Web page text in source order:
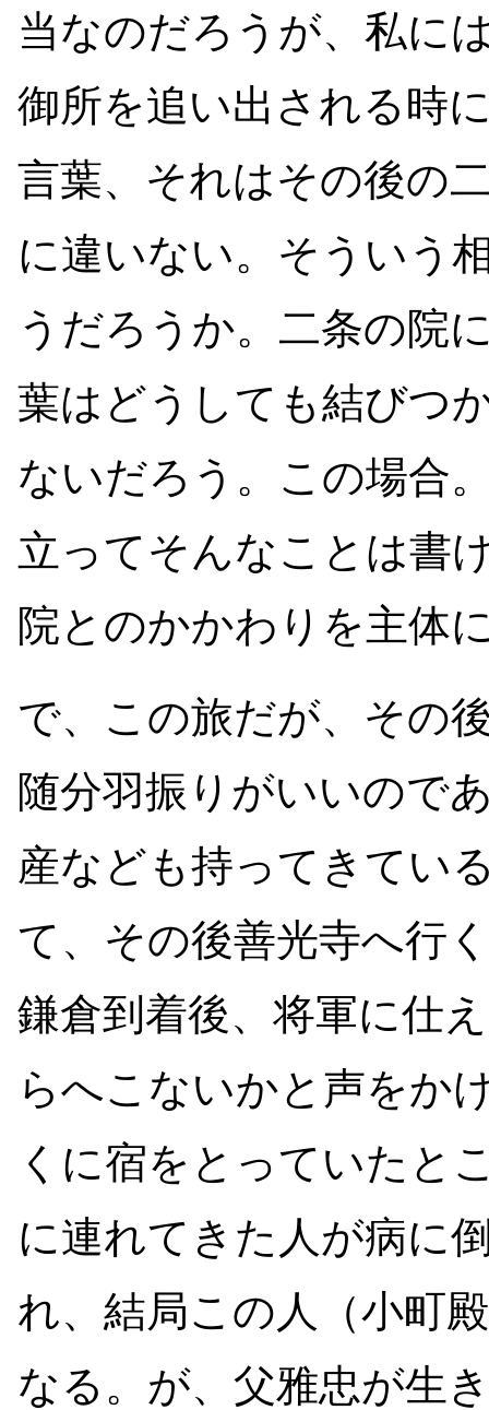
当なのだろうが、私に
御所を追い出される時
言葉、それはその後の
に違いない。そういう
うだろうか。二条の院
葉はどうしても結びつ
ないだろう。この場合
立ってそんなことは書
院とのかかわりを主体
で、この旅だが、その
随分羽振りがいいので
産なども持ってきてい
て、その後善光寺へ行
鎌倉到着後、将軍に仕
らへこないかと声をか
くに宿をとっていたと
に連れてきた人が病に
れ、結局この人（小町
なる。が、父雅忠が生